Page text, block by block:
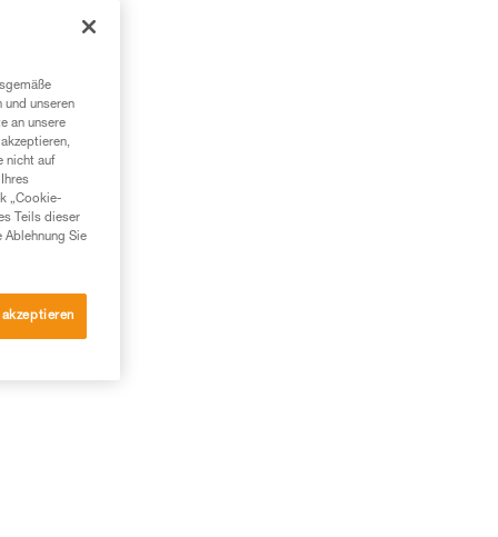
und unseren
an unsere
nicht auf
„Cookie-
Teils dieser
Ablehnung Sie